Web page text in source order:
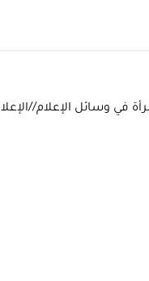
في وسائل الإعلام//